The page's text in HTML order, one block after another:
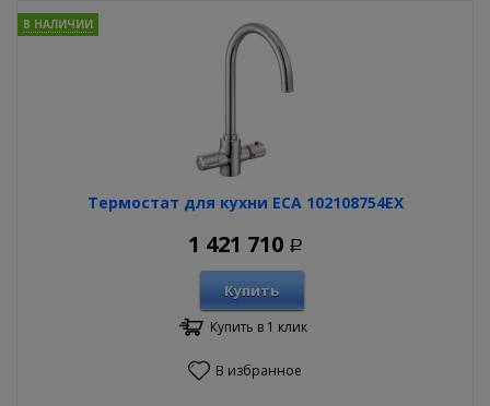
Термостат для кухни ECA 102108754EX
В НАЛИЧИИ
1 421 710 Р
Купить
Купить в 1 клик
В избранное